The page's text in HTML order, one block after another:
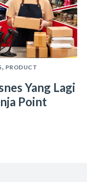
, PRODUCT
Yang Lagi
Point